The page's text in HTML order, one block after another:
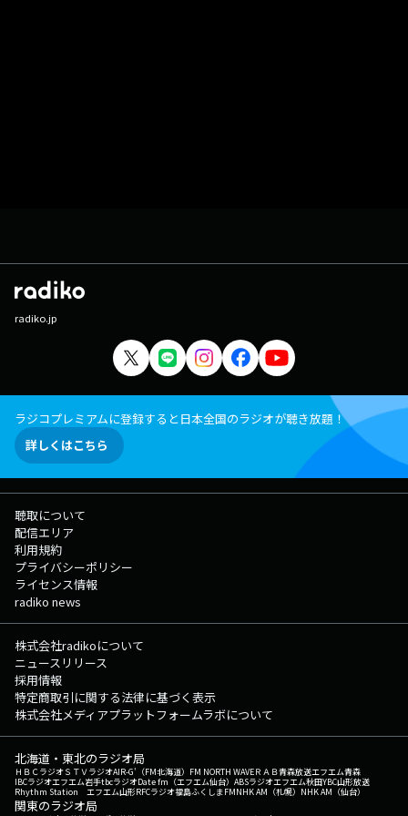
radiko.jp
ラジコプレミアムに登録すると日本全国のラジオが聴き放題！
詳しくはこちら
聴取について
配信エリア
利用規約
プライバシーポリシー
ライセンス情報
radiko news
株式会社radikoについて
ニュースリリース
採用情報
特定商取引に関する法律に基づく表示
株式会社メディアプラットフォームラボについて
北海道・東北のラジオ局
ＨＢＣラジオＳＴＶラジオAIR-G'（FM北海道） FM NORTH WAVEＲＡＢ青森放送エフエム青森
IBCラジオエフエム岩手tbcラジオDate fm（エフエム仙台） ABSラジオエフエム秋田YBC山形放送
Rhythm Station エフエム山形RFCラジオ福島ふくしまFMNHK AM（札幌） NHK AM（仙台）
関東のラジオ局